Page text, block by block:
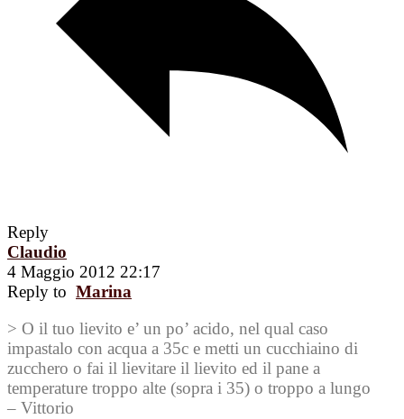
Reply
Claudio
4 Maggio 2012 22:17
Reply to Marina
> O il tuo lievito e’ un po’ acido, nel qual caso
impastalo con acqua a 35c e metti un cucchiaino di
zucchero o fai il lievitare il lievito ed il pane a
temperature troppo alte (sopra i 35) o troppo a lungo
– Vittorio